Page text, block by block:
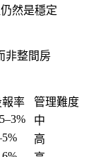
然是穩定
非整間房
報率
管理難度
中
高